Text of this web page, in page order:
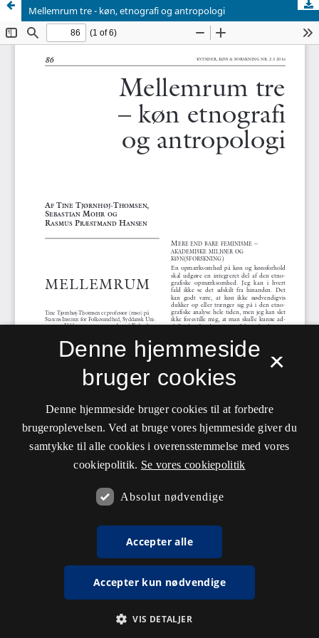
Mellemrum tre - køn, etnografi og antropologi
×
Denne hjemmeside
bruger cookies
Denne hjemmeside bruger cookies til at forbedre
brugeroplevelsen. Ved at bruge vores hjemmeside giver du
samtykke til alle cookies i overensstemmelse med vores
cookiepolitik. Se vores cookiepolitik
Absolut nødvendige
Accepter alle
Accepter kun nødvendige
VIS DETALJER